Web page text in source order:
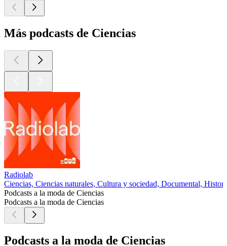
Más podcasts de Ciencias
Radiolab
Ciencias, Ciencias naturales, Cultura y sociedad, Documental,
Podcasts a la moda de Ciencias
Podcasts a la moda de Ciencias
Podcasts a la moda de Ciencias